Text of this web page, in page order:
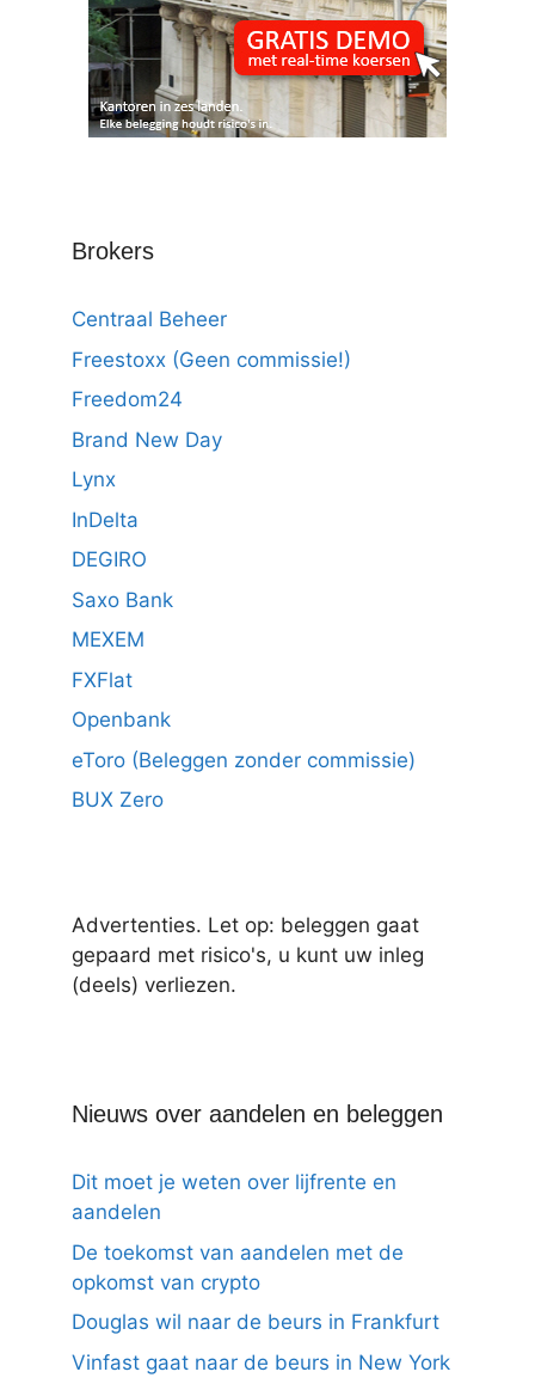
Brokers
Centraal Beheer
Freestoxx (Geen commissie!)
Freedom24
Brand New Day
Lynx
InDelta
DEGIRO
Saxo Bank
MEXEM
FXFlat
Openbank
eToro (Beleggen zonder commissie)
BUX Zero
Advertenties. Let op: beleggen gaat
gepaard met risico's, u kunt uw inleg
(deels) verliezen.
Nieuws over aandelen en beleggen
Dit moet je weten over lijfrente en
aandelen
De toekomst van aandelen met de
opkomst van crypto
Douglas wil naar de beurs in Frankfurt
Vinfast gaat naar de beurs in New York